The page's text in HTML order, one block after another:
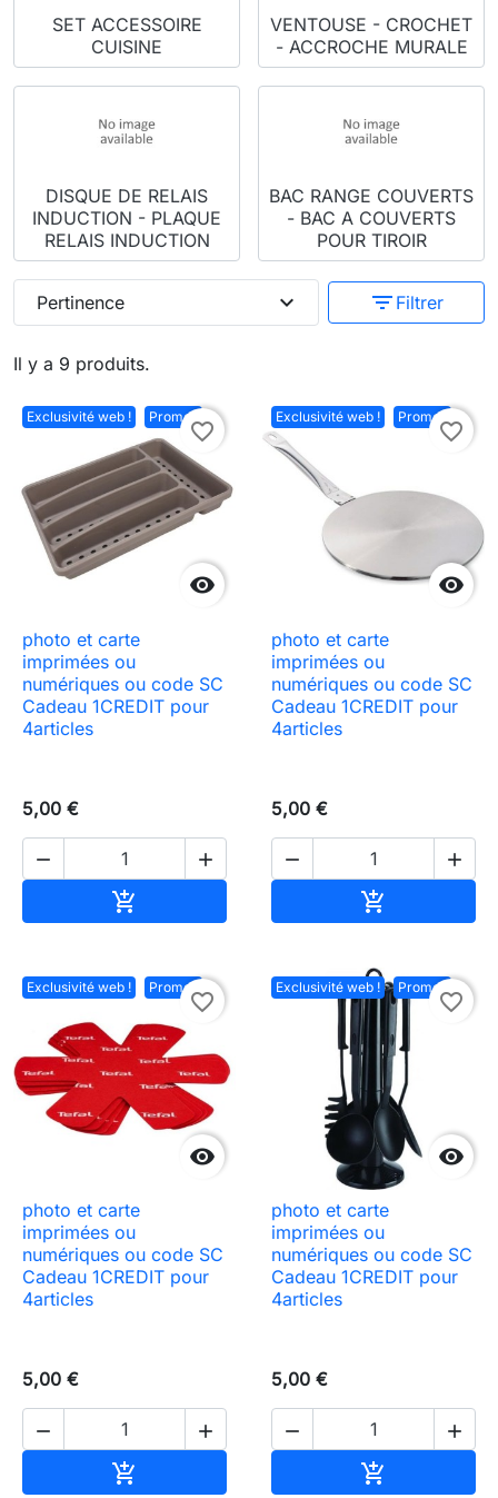
SET ACCESSOIRE
CUISINE
VENTOUSE - CROCHET
- ACCROCHE MURALE
DISQUE DE RELAIS
INDUCTION - PLAQUE
RELAIS INDUCTION
BAC RANGE COUVERTS
- BAC A COUVERTS
POUR TIROIR
Il y a 9 produits.
Pertinence expand_more filter_list Filtrer
Exclusivité web ! Promo !

favorite_border
photo et carte
imprimées ou
numériques ou code SC
Cadeau 1CREDIT pour
4articles
5,00 €
 

Exclusivité web ! Promo !

favorite_border
photo et carte
imprimées ou
numériques ou code SC
Cadeau 1CREDIT pour
4articles
5,00 €
 

Exclusivité web ! Promo !

favorite_border
photo et carte
imprimées ou
numériques ou code SC
Cadeau 1CREDIT pour
4articles
5,00 €
 

Exclusivité web ! Promo !

favorite_border
photo et carte
imprimées ou
numériques ou code SC
Cadeau 1CREDIT pour
4articles
5,00 €
 
